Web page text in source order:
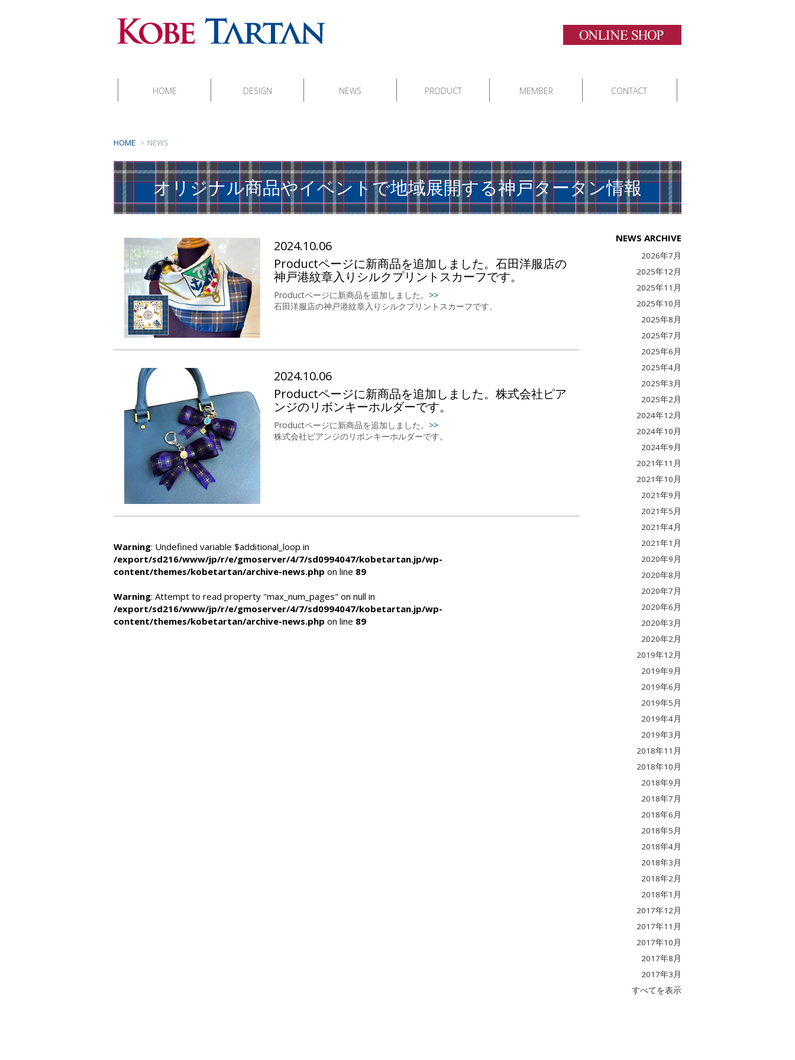
HOME DESIGN NEWS PRODUCT MEMBER CONTACT
HOME NEWS
オリジナル商品やイベントで地域展開する神戸タータン情報
2024.10.06
Productページに新商品を追加しました。石田洋服店の
神戸港紋章入りシルクプリントスカーフです。
Productページに新商品を追加しました。 >>
石田洋服店の神戸港紋章入りシルクプリントスカーフです。
2024.10.06
Productページに新商品を追加しました。株式会社ピア
ンジのリボンキーホルダーです。
Productページに新商品を追加しました。 >>
株式会社ピアンジのリボンキーホルダーです。
Warning: Undefined variable $additional_loop in
/export/sd216/www/jp/r/e/gmoserver/4/7/sd0994047/kobetartan.jp/wp-
content/themes/kobetartan/archive-news.php on line 89
Warning: Attempt to read property "max_num_pages" on null in
/export/sd216/www/jp/r/e/gmoserver/4/7/sd0994047/kobetartan.jp/wp-
content/themes/kobetartan/archive-news.php on line 89
NEWS ARCHIVE
2026年7月
2025年12月
2025年11月
2025年10月
2025年8月
2025年7月
2025年6月
2025年4月
2025年3月
2025年2月
2024年12月
2024年10月
2024年9月
2021年11月
2021年10月
2021年9月
2021年5月
2021年4月
2021年1月
2020年9月
2020年8月
2020年7月
2020年6月
2020年3月
2020年2月
2019年12月
2019年9月
2019年6月
2019年5月
2019年4月
2019年3月
2018年11月
2018年10月
2018年9月
2018年7月
2018年6月
2018年5月
2018年4月
2018年3月
2018年2月
2018年1月
2017年12月
2017年11月
2017年10月
2017年8月
2017年3月
すべてを表示